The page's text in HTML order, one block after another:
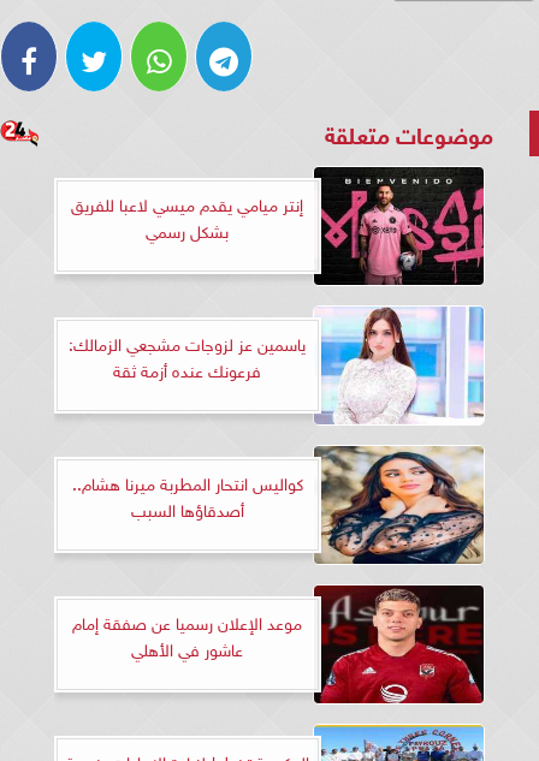
موضوعات متعلقة
إنتر ميامي يقدم ميسي لاعبا للفريق
بشكل رسمي
ياسمين عز لزوجات مشجعي الزمالك:
فرعونك عنده أزمة ثقة
كواليس انتحار المطربة ميرنا هشام..
أصدقاؤها السبب
موعد الإعلان رسميا عن صفقة إمام
عاشور في الأهلي